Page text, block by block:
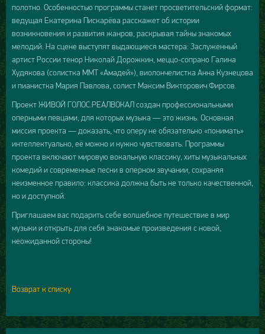
полотно. Особенностью программы станет просветительский формат:
ведущая Екатерина Пискарёва расскажет об истории
возникновения и развития жанров, раскрывая тайны знакомых
мелодий. На сцене выступят выдающиеся мастера: Заслуженный
артист России тенор Николай Дорожкин, меццо-сопрано Галина
Худякова (солистка ММТ «Амадей»), виолончелистка Анна Кузнецова
и пианистка Мария Павлова, солист Максим Викторович Фирсов.
Проект ЖИВОЙ ГОЛОС.РЕАЛВОКАЛ создан профессиональными
оперными певцами, для которых музыка — это жизнь. Основная
миссия проекта — доказать, что оперу не обязательно «понимать»
интеллектуально, её можно и нужно чувствовать. Программы
проекта включают мировую вокальную классику, хиты музыкальных
комедий и современные песни в оперном звучании, сохраняя
неизменное правило: классика должна быть не только качественной,
но и доступной.
Приглашаем вас подарить себе волшебное путешествие в мир
музыки и открыть для себя знакомые произведения с новой,
неожиданной стороны!
Возврат к списку